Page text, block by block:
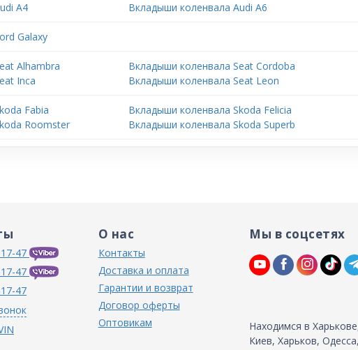
A4
Вкладыши коленвала Audi A6
Galaxy
Alhambra Вкладыши коленвала Seat Cordoba
Inca
Вкладыши коленвала Seat Leon
Fabia Вкладыши коленвала Skoda Felicia
Roomster
Вкладыши коленвала Skoda Superb
47
47
47
О нас
Контакты
Доставка и оплата
Гарантии и возврат
Договор оферты
Оптовикам
Мы в соцсетях
Находимся в
Киев, Харьков,